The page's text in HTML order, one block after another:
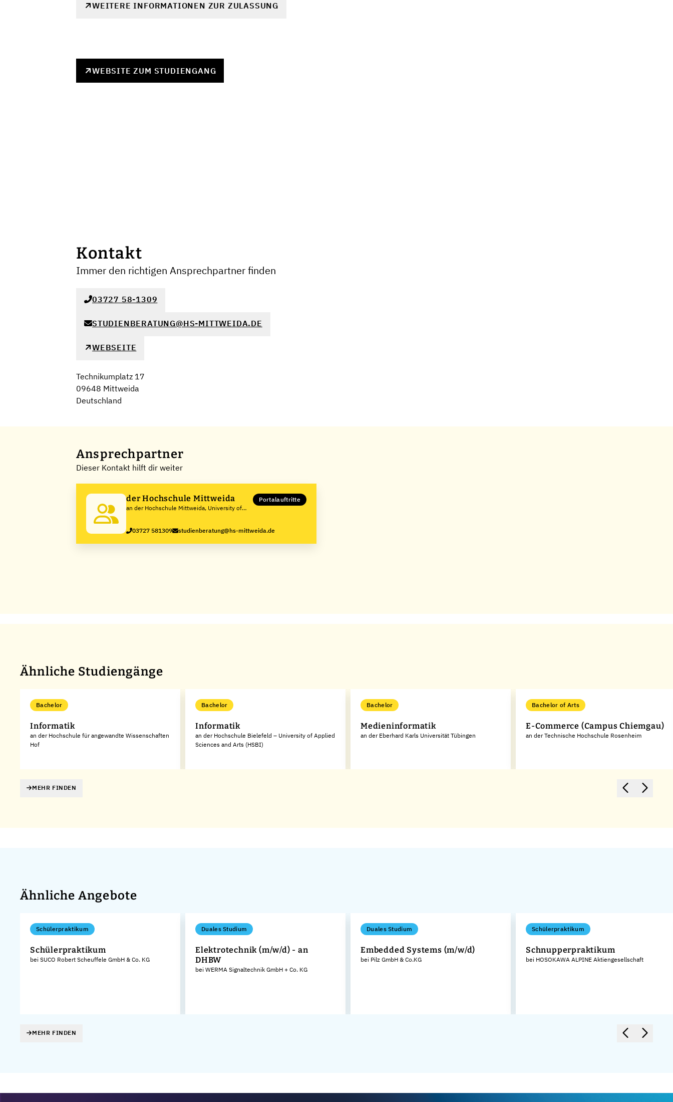
WEITERE INFORMATIONEN ZUR ZULASSUNG
WEBSITE ZUM STUDIENGANG
Kontakt
Immer den richtigen Ansprechpartner finden
03727 58-1309
STUDIENBERATUNG@HS-MITTWEIDA.DE
WEBSEITE
Technikumplatz 17
09648 Mittweida
Deutschland
Ansprechpartner
Dieser Kontakt hilft dir weiter
der Hochschule Mittweida
an der Hochschule Mittweida, University of
Portalauftritte
03727 581309 studienberatung@hs-mittweida.de
Ähnliche Studiengänge
Bachelor
Informatik
an der Hochschule für angewandte Wissenschaften
Hof
Bachelor
Informatik
an der Hochschule Bielefeld – University of Applied
Sciences and Arts (HSBI)
Bachelor
Medieninformatik
an der Eberhard Karls Universität Tübingen
Bachelor of Arts
E-Commerce (Campus Chiemgau)
an der Technische Hochschule Rosenheim
MEHR FINDEN
Ähnliche Angebote
Schülerpraktikum
Schülerpraktikum
bei SUCO Robert Scheuffele GmbH & Co. KG
Duales Studium
Elektrotechnik (m/w/d) - an
DHBW
bei WERMA Signaltechnik GmbH + Co. KG
Duales Studium
Embedded Systems (m/w/d)
bei Pilz GmbH & Co.KG
Schülerpraktikum
Schnupperpraktikum
bei HOSOKAWA ALPINE Aktiengesellschaft
MEHR FINDEN